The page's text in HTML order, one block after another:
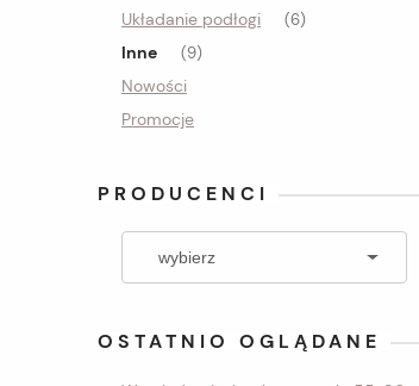
Układanie podłogi (6)
Inne (9)
Nowości
Promocje
PRODUCENCI
OSTATNIO OGLĄDANE